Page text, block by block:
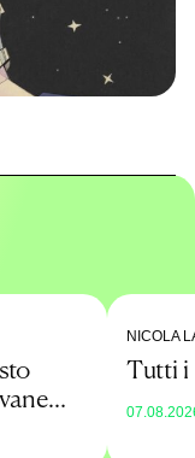
NICOLA
Tutti i